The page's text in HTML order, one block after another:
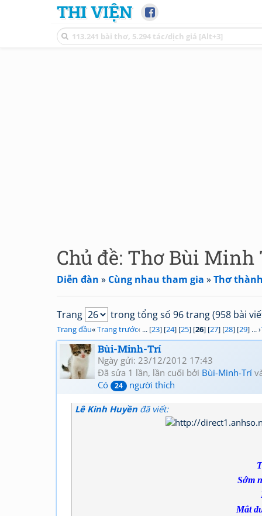
THI VIỆN
Chủ đề: Thơ Bùi
Diễn đàn » Cùng nhau tham gia »Thơ
Trang trong tổng số 96 trang (958 bài
Trang đầu«Trang trước‹ ... [23] [24] [25] [26] [27] [28] [29] ... ›
Bùi-Minh-Trí
Ngày gửi: 23/12/2012 17:43
Đã sửa 1 lần, lần cuối bởi Bùi-Minh-Trí
Có
24 người thích
Lê Kinh Huyền đã viết:
Sớm
Mắt